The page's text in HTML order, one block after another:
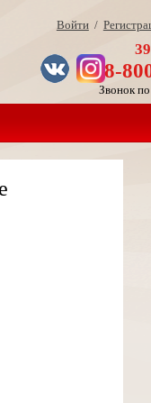
Войти/
8-
Звонок